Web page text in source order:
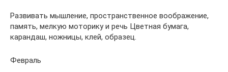
Развивать мышление, пространственное воображение,
память, мелкую моторику и речь Цветная бумага,
карандаш, ножницы, клей, образец.
Февраль